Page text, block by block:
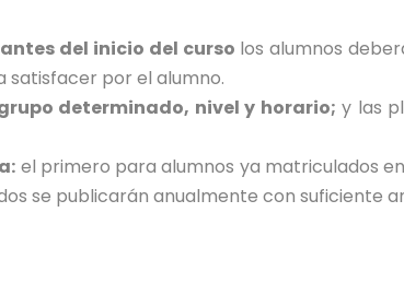
del inicio del curso los alumnos
por el alumno.
determinado, nivel y horario; y las
el primero para alumnos ya matriculados
se publicarán anualmente con suficiente